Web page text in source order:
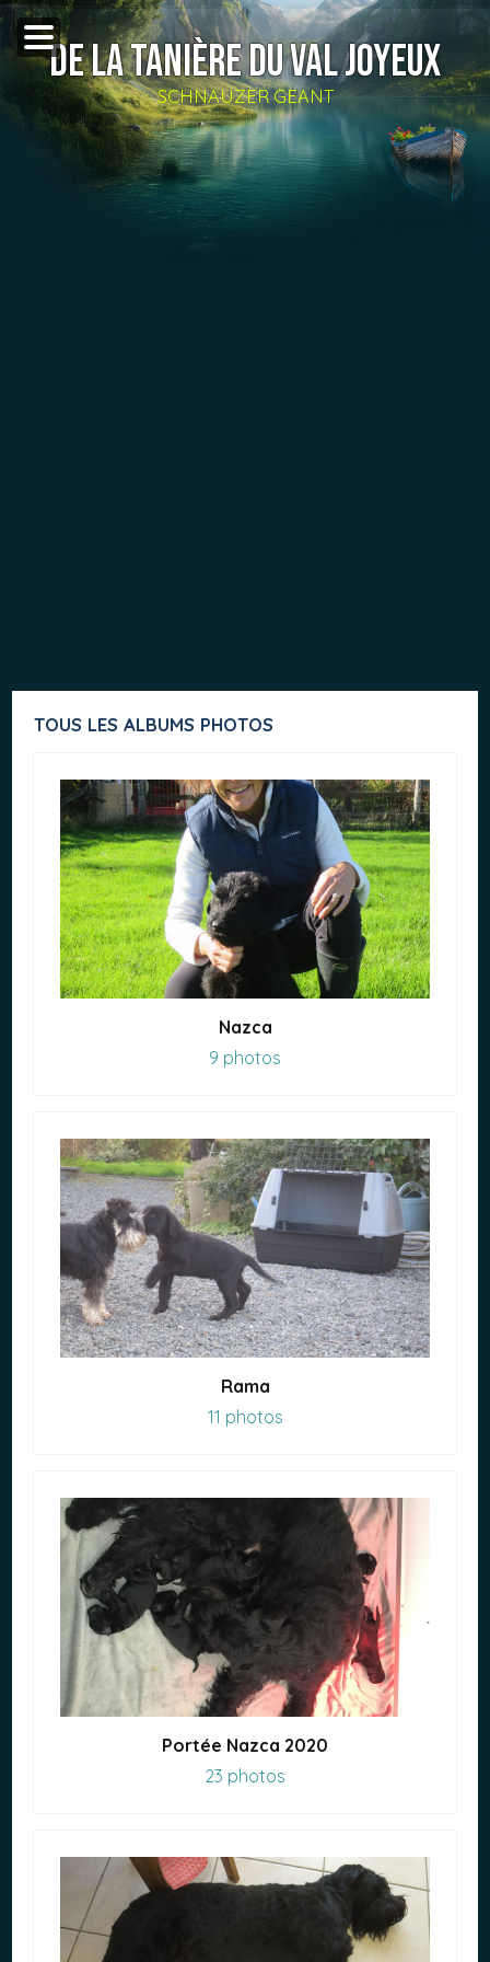
DE LA TANIÈRE DU VAL JOYEUX
SCHNAUZER GEANT
TOUS LES ALBUMS PHOTOS
Nazca
9 photos
Rama
11 photos
Portée Nazca 2020
23 photos